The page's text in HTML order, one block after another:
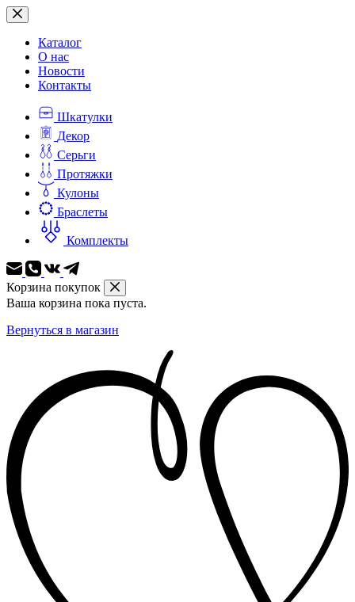
Перейти
к
сути
Каталог
О нас
Новости
Контакты
Шкатулки
Декор
Серьги
Протяжки
Кулоны
Браслеты
Комплекты
Корзина покупок
Ваша корзина пока пуста.
Вернуться в магазин